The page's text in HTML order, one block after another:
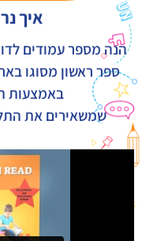
איך
הנה מספר עמודים
ספר ראשון מסוגו
באמצעות
שמשאירים את